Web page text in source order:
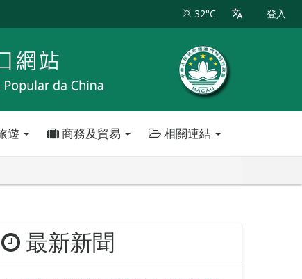
32°C 登入
遊 商務及貿易 相關連結
最新新聞